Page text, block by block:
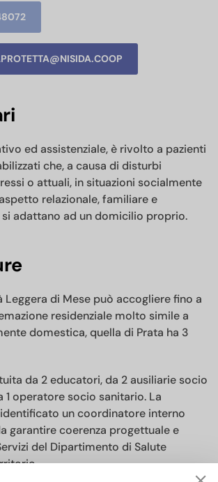
ed assistenziale, è rivolto a pazienti
che, a causa di disturbi
o attuali, in situazioni socialmente
relazionale, familiare e
adattano ad un domicilio proprio.
Leggera di Mese può accogliere fino a
residenziale molto simile a
domestica, quella di Prata ha 3
da 2 educatori, da 2 ausiliarie socio
1 operatore socio sanitario. La
un coordinatore interno
garantire coerenza progettuale e
del Dipartimento di Salute